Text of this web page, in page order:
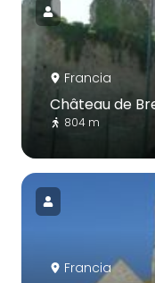
Francia
Château de
804 m
Francia